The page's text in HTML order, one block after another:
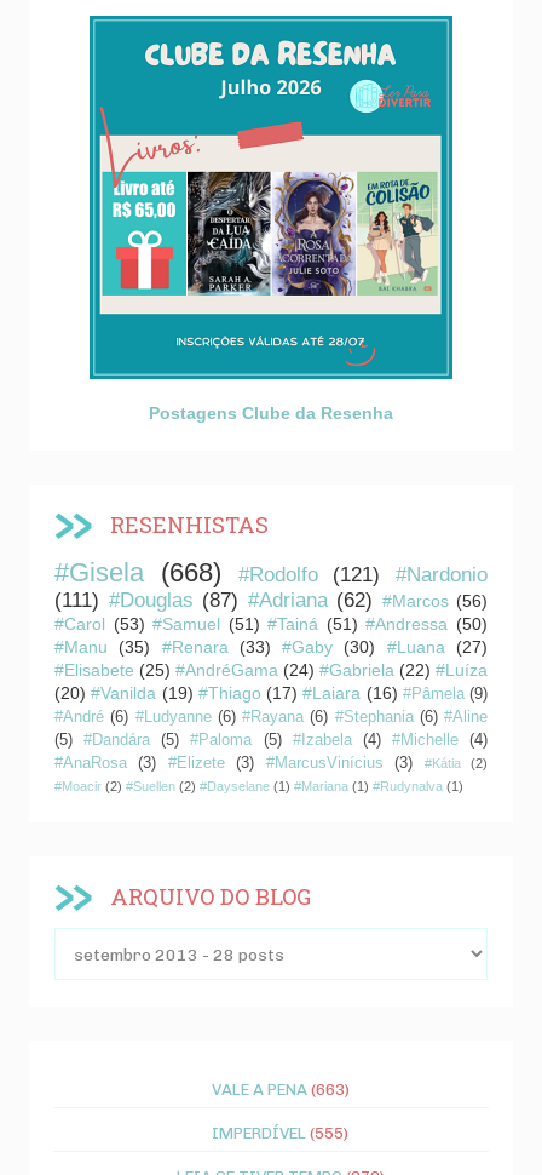
Postagens Clube da Resenha
RESENHISTAS
#Gisela (668) #Rodolfo (121)
#Nardonio
(111) #Douglas (87) #Adriana (62) #Marcos (56)
#Carol (53) #Samuel (51) #Tainá (51) #Andressa (50)
#Manu
(35) #Renara (33) #Gaby (30) #Luana
(27)
#Elisabete (25) #AndréGama (24) #Gabriela (22) #Luíza
(20) #Vanilda (19) #Thiago (17) #Laiara (16) #Pâmela (9)
#André (6) #Ludyanne (6) #Rayana (6) #Stephania (6) #Aline
(5)
#Dandára (5) #Paloma (5) #Izabela (4) #Michelle
(4)
#AnaRosa
(3) #Elizete (3) #MarcusVinícius (3) #Kátia
(2)
#Moacir (2) #Suellen (2) #Dayselane (1) #Mariana (1) #Rudynalva (1)
ARQUIVO DO BLOG
VALE A PENA (663)
IMPERDÍVEL (555)